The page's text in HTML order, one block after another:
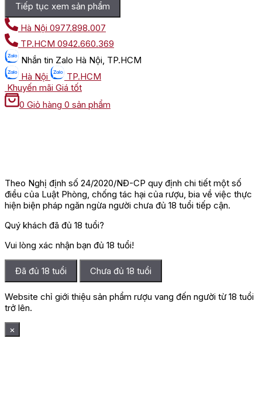
Tiếp tục xem sản phẩm
Hà Nội 0977.898.007
TP.HCM 0942.660.369
Nhắn tin Zalo Hà Nội, TP.HCM
Hà Nội
TP.HCM
Khuyến mãi Giá tốt
0 Giỏ hàng 0 sản phẩm
Theo Nghị định số 24/2020/NĐ-CP quy định chi tiết một số
điều của Luật Phòng, chống tác hại của rượu, bia về việc thực
hiện biện pháp ngăn ngừa người chưa đủ 18 tuổi tiếp cận.
Quý khách đã đủ 18 tuổi?
Vui lòng xác nhận bạn đủ 18 tuổi!
Đã đủ 18 tuổi Chưa đủ 18 tuổi
Website chỉ giới thiệu sản phẩm rượu vang đến người từ 18 tuổi
trở lên.
×